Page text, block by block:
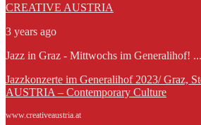
CREATIVE AUSTRIA
3 years ago
Jazz in Graz - Mittwochs im Generalihof! ...
Jazzkonzerte im Generalihof 2023/ Graz,
AUSTRIA – Contemporary Culture
www.creativeaustria.at